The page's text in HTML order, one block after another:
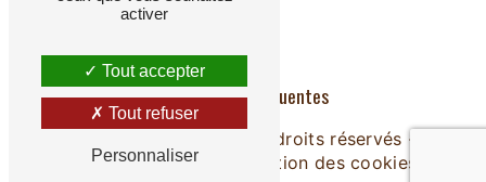
Recherches fréquentes
- 2026 - Tous droits réservés -
Mentions légales
Gestion des cookies
activer
Tout accepter
Tout refuser
Personnaliser